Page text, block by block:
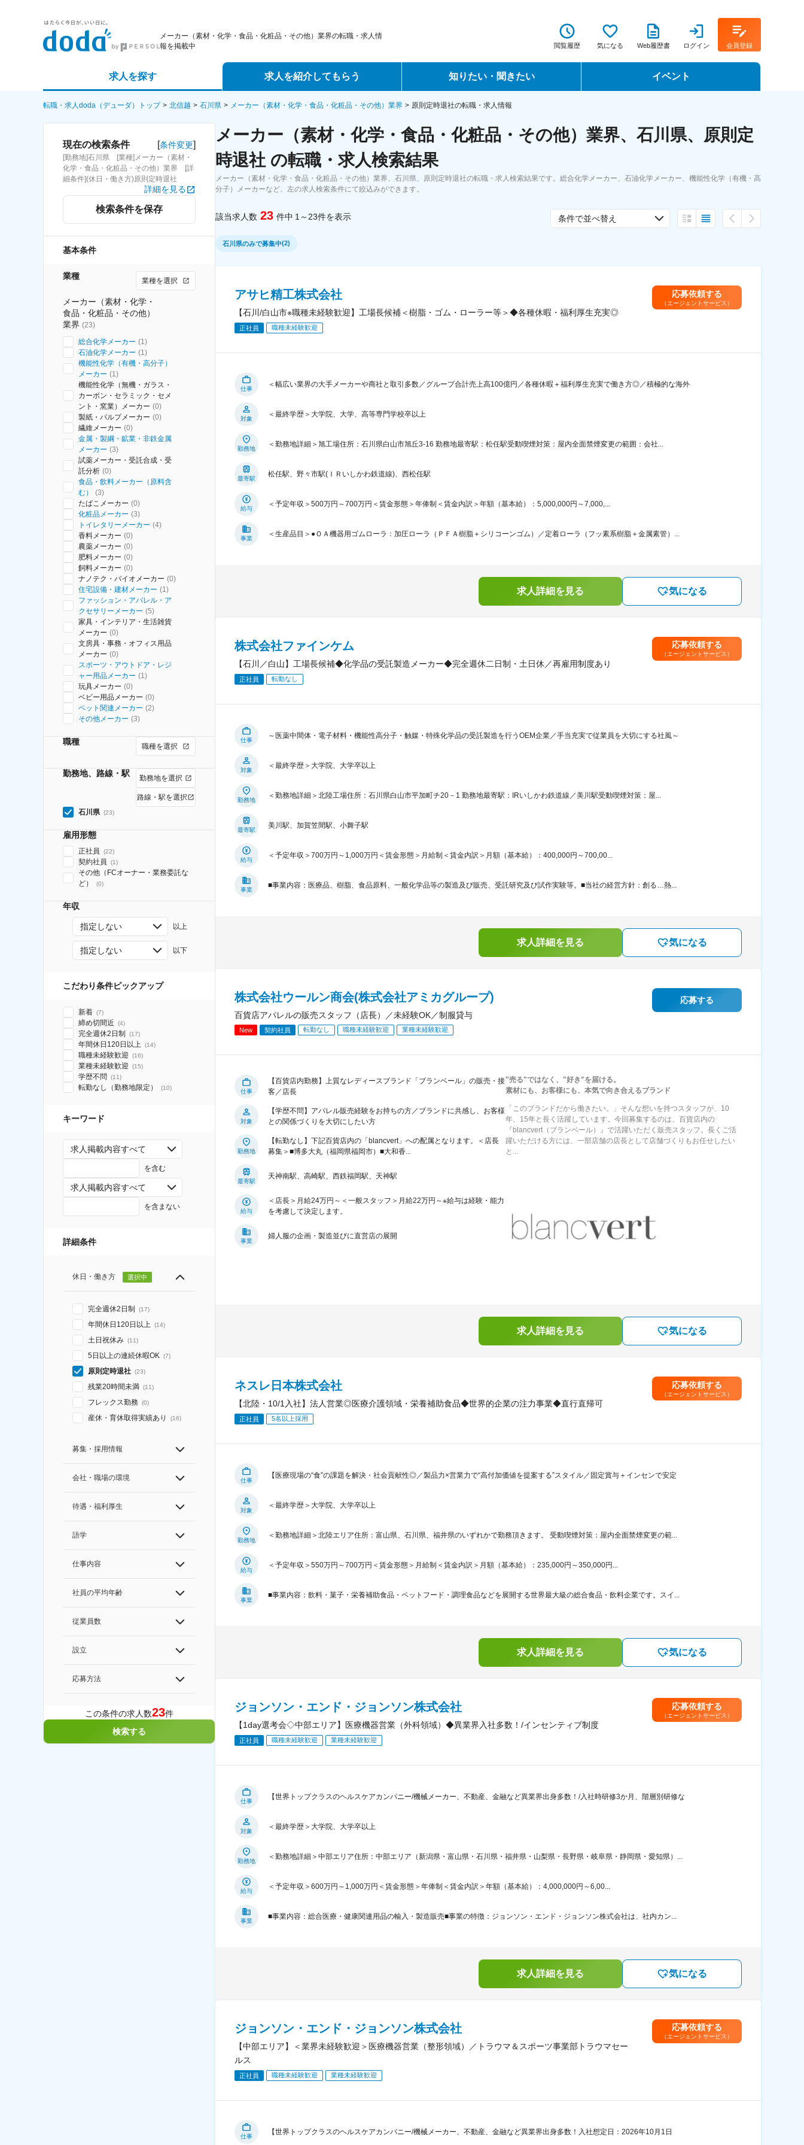
メーカー（素材・化学・食品・化粧品・その他）業界の転職・求人情
報を掲載中
閲覧履歴 気になる Web履歴書 ログイン 会員登録
求人を探す
詳細条件から探す
求人特集から探す
求人を紹介してもらう
エージェントサービス
スカウトサービス
パートナーエージェントサービス
知りたい・聞きたい
転職ノウハウ
データで見る転職
コラム・インタビュー
転職Q&A
イベント
転職フェア
転職・求人doda（デューダ）トップ 北信越 石川県 メーカー（素材・化学・食品・化粧品・その他）業界 原則定時退社の転職・求人情報
現在の検索条件 [条件変更]
[勤務地]石川県 [業種]メーカー（素材・
化学・食品・化粧品・その他）業界 [詳
細条件](休日・働き方)原則定時退社
詳細を見る
検索条件を保存
基本条件
業種 業種を選択
メーカー（素材・化学・
食品・化粧品・その他）
業界 (23)
総合化学メーカー (1)
石油化学メーカー (1)
機能性化学（有機・高分子）
メーカー (1)
機能性化学（無機・ガラス・
カーボン・セラミック・セメ
ント・窯業）メーカー (0)
製紙・パルプメーカー (0)
繊維メーカー (0)
金属・製綱・鉱業・非鉄金属
メーカー (3)
試薬メーカー・受託合成・受
託分析 (0)
食品・飲料メーカー（原料含
む）
(3)
たばこメーカー (0)
化粧品メーカー (3)
トイレタリーメーカー (4)
香料メーカー (0)
農薬メーカー (0)
肥料メーカー (0)
飼料メーカー (0)
ナノテク・バイオメーカー (0)
住宅設備・建材メーカー (1)
ファッション・アパレル・ア
クセサリーメーカー (5)
家具・インテリア・生活雑貨
メーカー (0)
文房具・事務・オフィス用品
メーカー (0)
スポーツ・アウトドア・レジ
ャー用品メーカー (1)
玩具メーカー (0)
ベビー用品メーカー (0)
ペット関連メーカー (2)
その他メーカー (3)
職種 職種を選択
勤務地、路線・駅 勤務地を選択
路線・駅を選択
石川県 (23)
雇用形態
正社員 (22)
契約社員 (1)
その他（FCオーナー・業務委託な
ど）
(0)
年収
指定しない 以上
指定しない 以下
こだわり条件ピックアップ
新着 (7)
締め切間近 (4)
完全週休2日制 (17)
年間休日120日以上 (14)
職種未経験歓迎 (16)
業種未経験歓迎 (15)
学歴不問 (11)
転勤なし（勤務地限定） (10)
キーワード
求人掲載内容すべて
を含む
求人掲載内容すべて
を含まない
詳細条件
休日・働き方 選択中
完全週休2日制 (17)
年間休日120日以上 (14)
土日祝休み (11)
5日以上の連続休暇OK (7)
原則定時退社 (23)
残業20時間未満 (11)
フレックス勤務 (0)
産休・育休取得実績あり (16)
募集・採用情報
会社・職場の環境
待遇・福利厚生
語学
仕事内容
社員の平均年齢
従業員数
設立
応募方法
この条件の求人数23件
検索する
メーカー（素材・化学・食品・化粧品・その他）業界、石川県、原則定
時退社 の転職・求人検索結果
メーカー（素材・化学・食品・化粧品・その他）業界、石川県、原則定時退社の転職・求人検索結果です。総合化学メーカー、石油化学メーカー、機能性化学（有機・高
分子）メーカーなど、左の求人検索条件にて絞込みができます。
該当求人数 23 件中 1～23件を表示 条件で並べ替え
石川県のみで募集中(2)
アサヒ精工株式会社
【石川/白山市※職種未経験歓迎】工場長候補＜樹脂・ゴム・ローラー等＞◆各種休暇・福利厚生充実◎
正社員 職種未経験歓迎
応募依頼する
（エージェントサービス）
仕事
＜幅広い業界の大手メーカーや商社と取引多数／グループ合計売上高100億円／各種休暇＋福利厚生充実で働き方◎／積極的な海外
対象
＜最終学歴＞大学院、大学、高等専門学校卒以上
勤務地
＜勤務地詳細＞旭工場住所：石川県白山市旭丘3-16 勤務地最寄駅：松任駅受動喫煙対策：屋内全面禁煙変更の範囲：会社...
最寄駅
松任駅、野々市駅(ＩＲいしかわ鉄道線)、西松任駅
給与
＜予定年収＞500万円～700万円＜賃金形態＞年俸制＜賃金内訳＞年額（基本給）：5,000,000円～7,000,...
事業
＜生産品目＞●ＯＡ機器用ゴムローラ：加圧ローラ（ＰＦＡ樹脂＋シリコーンゴム）／定着ローラ（フッ素系樹脂＋金属素管）...
求人詳細を見る 気になる
株式会社ファインケム
【石川／白山】工場長候補◆化学品の受託製造メーカー◆完全週休二日制・土日休／再雇用制度あり
正社員 転勤なし
応募依頼する
（エージェントサービス）
仕事
～医薬中間体・電子材料・機能性高分子・触媒・特殊化学品の受託製造を行うOEM企業／手当充実で従業員を大切にする社風～
対象
＜最終学歴＞大学院、大学卒以上
勤務地
＜勤務地詳細＞北陸工場住所：石川県白山市平加町チ20－1 勤務地最寄駅：IRいしかわ鉄道線／美川駅受動喫煙対策：屋...
最寄駅
美川駅、加賀笠間駅、小舞子駅
給与
＜予定年収＞700万円～1,000万円＜賃金形態＞月給制＜賃金内訳＞月額（基本給）：400,000円～700,00...
事業
■事業内容：医療品、樹脂、食品原料、一般化学品等の製造及び販売、受託研究及び試作実験等。■当社の経営方針：創る…熱...
求人詳細を見る 気になる
株式会社ウールン商会(株式会社アミカグループ)
百貨店アパレルの販売スタッフ（店長）／未経験OK／制服貸与
New 契約社員 転勤なし 職種未経験歓迎 業種未経験歓迎
応募する
仕事
【百貨店内勤務】上質なレディースブランド「ブランベール」の販売・接
客／店長
対象
【学歴不問】アパレル販売経験をお持ちの方／ブランドに共感し、お客様
との関係づくりを大切にしたい方
勤務地
【転勤なし】下記百貨店内の「blancvert」への配属となります。＜店長
募集＞■博多大丸（福岡県福岡市）■大和香...
最寄駅
天神南駅、高崎駅、西鉄福岡駅、天神駅
給与
＜店長＞月給24万円～＜一般スタッフ＞月給22万円～※給与は経験・能力
を考慮して決定します。
事業
婦人服の企画・製造並びに直営店の展開
"売る"ではなく、"好き"を届ける。
素材にも、お客様にも、本気で向き合えるブランド
「このブランドだから働きたい。」そんな想いを持つスタッフが、10
年、15年と長く活躍しています。今回募集するのは、百貨店内の
『blancvert（ブランベール）』で活躍いただく販売スタッフ。長くご活
躍いただける方には、一部店舗の店長として店舗づくりもお任せしたい
と...
求人詳細を見る 気になる
ネスレ日本株式会社
【北陸・10/1入社】法人営業◎医療介護領域・栄養補助食品◆世界的企業の注力事業◆直行直帰可
正社員 5名以上採用
応募依頼する
（エージェントサービス）
仕事
【医療現場の“食”の課題を解決・社会貢献性◎／製品力×営業力で“高付加価値を提案する”スタイル／固定賞与＋インセンで安定
対象
＜最終学歴＞大学院、大学卒以上
勤務地
＜勤務地詳細＞北陸エリア住所：富山県、石川県、福井県のいずれかで勤務頂きます。 受動喫煙対策：屋内全面禁煙変更の範...
給与
＜予定年収＞550万円～700万円＜賃金形態＞月給制＜賃金内訳＞月額（基本給）：235,000円～350,000円...
事業
■事業内容：飲料・菓子・栄養補助食品・ペットフード・調理食品などを展開する世界最大級の総合食品・飲料企業です。スイ...
求人詳細を見る 気になる
ジョンソン・エンド・ジョンソン株式会社
【1day選考会◇中部エリア】医療機器営業（外科領域）◆異業界入社多数！/インセンティブ制度
正社員 職種未経験歓迎 業種未経験歓迎
応募依頼する
（エージェントサービス）
仕事
【世界トップクラスのヘルスケアカンパニー/機械メーカー、不動産、金融など異業界出身多数！/入社時研修3か月、階層別研修な
対象
＜最終学歴＞大学院、大学卒以上
勤務地
＜勤務地詳細＞中部エリア住所：中部エリア（新潟県・富山県・石川県・福井県・山梨県・長野県・岐阜県・静岡県・愛知県）...
給与
＜予定年収＞600万円～1,000万円＜賃金形態＞年俸制＜賃金内訳＞年額（基本給）：4,000,000円～6,00...
事業
■事業内容：総合医療・健康関連用品の輸入・製造販売■事業の特徴：ジョンソン・エンド・ジョンソン株式会社は、社内カン...
求人詳細を見る 気になる
ジョンソン・エンド・ジョンソン株式会社
【中部エリア】＜業界未経験歓迎＞医療機器営業（整形領域）／トラウマ＆スポーツ事業部トラウマセー
ルス
正社員 職種未経験歓迎 業種未経験歓迎
応募依頼する
（エージェントサービス）
仕事
【世界トップクラスのヘルスケアカンパニー/機械メーカー、不動産、金融など異業界出身多数！入社想定日：2026年10月1日